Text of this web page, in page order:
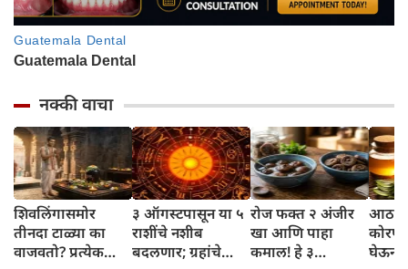
नक्की वाचा
शिवलिंगासमोर
तीनदा टाळ्या का
वाजवतो? प्रत्येक
३ ऑगस्टपासून या ५
राशींचे नशीब
बदलणार; ग्रहांचे
रोज फक्त २ अंजीर
खा आणि पाहा
कमाल! हे ३
घेऊन